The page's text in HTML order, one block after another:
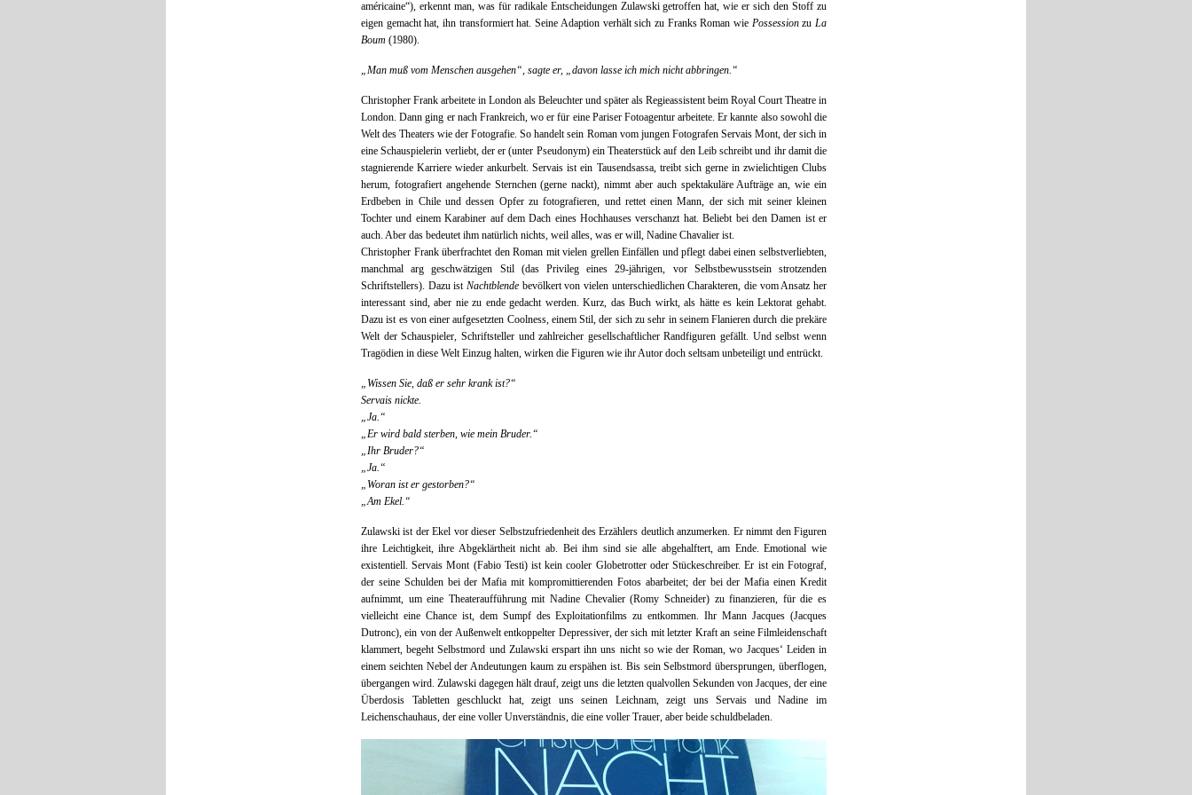
américaine“), erkennt man, was für radikale Entscheidungen Zulawski getroffen hat, wie er sich den Stoff zu
eigen gemacht hat, ihn transformiert hat. Seine Adaption verhält sich zu Franks Roman wie Possessionzu La
Boum (1980).
„Man muß vom Menschen ausgehen“, sagte er, „davon lasse ich mich nicht abbringen.“
Christopher Frank arbeitete in London als Beleuchter und später als Regieassistent beim Royal Court Theatre in
London. Dann ging er nach Frankreich, wo er für eine Pariser Fotoagentur arbeitete. Er kannte also sowohl die
Welt des Theaters wie der Fotografie. So handelt sein Roman vom jungen Fotografen Servais Mont, der sich in
eine Schauspielerin verliebt, der er (unter Pseudonym) ein Theaterstück auf den Leib schreibt und ihr damit die
stagnierende Karriere wieder ankurbelt. Servais ist ein Tausendsassa, treibt sich gerne in zwielichtigen Clubs
herum, fotografiert angehende Sternchen (gerne nackt), nimmt aber auch spektakuläre Aufträge an, wie ein
Erdbeben in Chile und dessen Opfer zu fotografieren, und rettet einen Mann, der sich mit seiner kleinen
Tochter und einem Karabiner auf dem Dach eines Hochhauses verschanzt hat. Beliebt bei den Damen ist er
auch. Aber das bedeutet ihm natürlich nichts, weil alles, was er will, Nadine Chavalier ist.
Christopher Frank überfrachtet den Roman mit vielen grellen Einfällen und pflegt dabei einen selbstverliebten,
manchmal arg geschwätzigen Stil (das Privileg eines 29-jährigen, vor Selbstbewusstsein strotzenden
Schriftstellers). Dazu ist Nachtblende bevölkert von vielen unterschiedlichen Charakteren, die vom Ansatz her
interessant sind, aber nie zu ende gedacht werden. Kurz, das Buch wirkt, als hätte es kein Lektorat gehabt.
Dazu ist es von einer aufgesetzten Coolness, einem Stil, der sich zu sehr in seinem Flanieren durch die prekäre
Welt der Schauspieler, Schriftsteller und zahlreicher gesellschaftlicher Randfiguren gefällt. Und selbst wenn
Tragödien in diese Welt Einzug halten, wirken die Figuren wie ihr Autor doch seltsam unbeteiligt und entrückt.
„Wissen Sie, daß er sehr krank ist?“
Servais nickte.
„Ja.“
„Er wird bald sterben, wie mein Bruder.“
„Ihr Bruder?“
„Ja.“
„Woran ist er gestorben?“
„Am Ekel.“
Zulawski ist der Ekel vor dieser Selbstzufriedenheit des Erzählers deutlich anzumerken. Er nimmt den Figuren
ihre Leichtigkeit, ihre Abgeklärtheit nicht ab. Bei ihm sind sie alle abgehalftert, am Ende. Emotional wie
existentiell. Servais Mont (Fabio Testi) ist kein cooler Globetrotter oder Stückeschreiber. Er ist ein Fotograf,
der seine Schulden bei der Mafia mit kompromittierenden Fotos abarbeitet; der bei der Mafia einen Kredit
aufnimmt, um eine Theateraufführung mit Nadine Chevalier (Romy Schneider) zu finanzieren, für die es
vielleicht eine Chance ist, dem Sumpf des Exploitationfilms zu entkommen. Ihr Mann Jacques (Jacques
Dutronc), ein von der Außenwelt entkoppelter Depressiver, der sich mit letzter Kraft an seine Filmleidenschaft
klammert, begeht Selbstmord und Zulawski erspart ihn uns nicht so wie der Roman, wo Jacques‘ Leiden in
einem seichten Nebel der Andeutungen kaum zu erspähen ist. Bis sein Selbstmord übersprungen, überflogen,
übergangen wird. Zulawski dagegen hält drauf, zeigt uns die letzten qualvollen Sekunden von Jacques, der eine
Überdosis Tabletten geschluckt hat, zeigt uns seinen Leichnam, zeigt uns Servais und Nadine im
Leichenschauhaus, der eine voller Unverständnis, die eine voller Trauer, aber beide schuldbeladen.